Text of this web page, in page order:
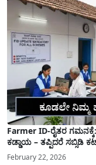
Farmer ID-ರೈತರ
ಕಡ್ಡಾಯ – ತಪ್ಪಿದರೆ ಸಬ್ಸಿಡಿ
February 22, 2026